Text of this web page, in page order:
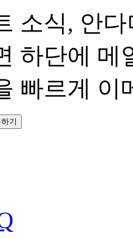
소식, 안
하단에 메
빠르게 이